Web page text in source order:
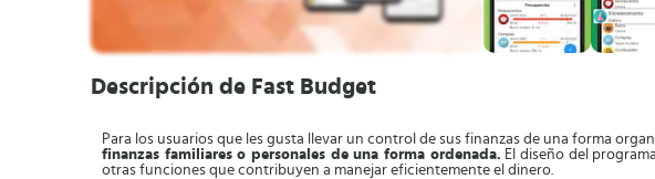
Descripción de Fast Budget
Para los usuarios que les gusta llevar un control de sus finanzas de una forma
finanzas familiares o personales de una forma ordenada. El diseño del
otras funciones que contribuyen a manejar eficientemente el dinero.